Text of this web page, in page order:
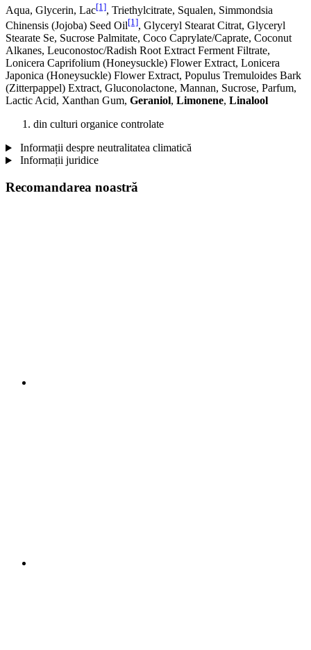
Aqua, Glycerin, Lac[1], Triethylcitrate, Squalen, Simmondsia
Chinensis (Jojoba) Seed Oil[1], Glyceryl Stearat Citrat, Glyceryl
Stearate Se, Sucrose Palmitate, Coco Caprylate/Caprate, Coconut
Alkanes, Leuconostoc/Radish Root Extract Ferment Filtrate,
Lonicera Caprifolium (Honeysuckle) Flower Extract, Lonicera
Japonica (Honeysuckle) Flower Extract, Populus Tremuloides Bark
(Zitterpappel) Extract, Gluconolactone, Mannan, Sucrose, Parfum,
Lactic Acid, Xanthan Gum, Geraniol, Limonene, Linalool
din culturi organice controlate
Informații despre neutralitatea climatică
Informații juridice
Recomandarea noastră